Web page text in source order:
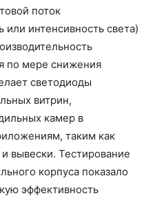
поток
интенсивность света)
по мере снижения
светодиоды
витрин,
камер в
таким как
вывески. Тестирование
корпуса показало
эффективность